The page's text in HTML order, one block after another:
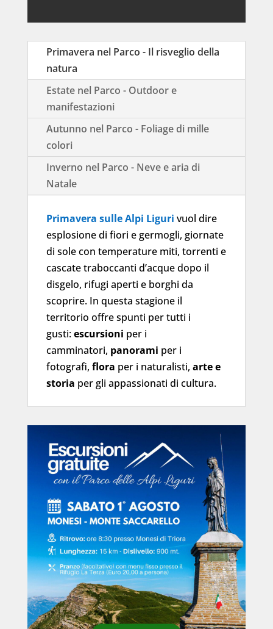
Primavera nel Parco - Il risveglio della
natura
Estate nel Parco - Outdoor e
manifestazioni
Autunno nel Parco - Foliage di mille
colori
Inverno nel Parco - Neve e aria di
Natale
Primavera sulle Alpi Liguri vuol dire
esplosione di fiori e germogli, giornate
di sole con temperature miti, torrenti e
cascate traboccanti d’acque dopo il
disgelo, rifugi aperti e borghi da
scoprire. In questa stagione il
territorio offre spunti per tutti i
gusti:escursioni per i
camminatori, panorami per i
fotografi, flora per i naturalisti, arte e
storia per gli appassionati di cultura.